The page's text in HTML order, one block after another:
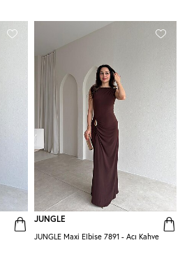
JUNGLE
JUNGLE Maxi Elbise 7891 - Acı Kahve